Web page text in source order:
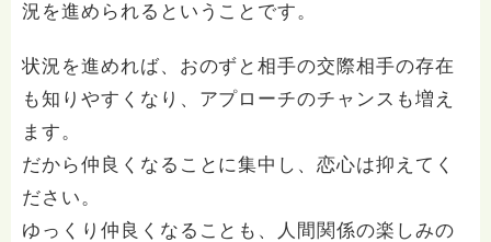
況を進められるということです。
状況を進めれば、おのずと相手の交際相手の存在
も知りやすくなり、アプローチのチャンスも増え
ます。
だから仲良くなることに集中し、恋心は抑えてく
ださい。
ゆっくり仲良くなることも、人間関係の楽しみの